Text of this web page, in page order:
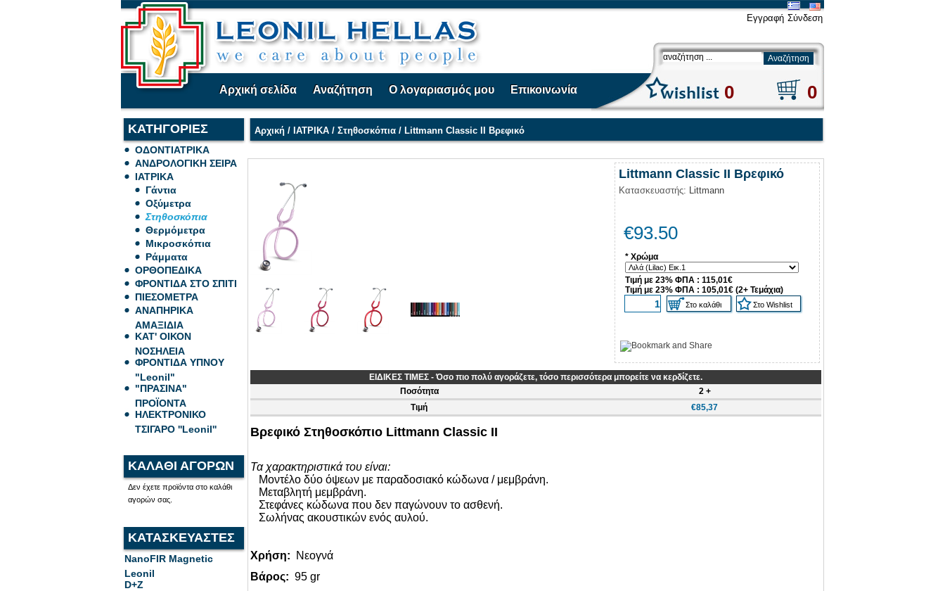
Εγγραφή Σύνδεση
Αρχική σελίδα Αναζήτηση Ο λογαριασμός μου Επικοινωνία 0 0
ΚΑΤΗΓΟΡΙΕΣ
ΟΔΟΝΤΙΑΤΡΙΚΑ
ΑΝΔΡΟΛΟΓΙΚΗ ΣΕΙΡΑ
ΙΑΤΡΙΚΑ
Γάντια
Οξύμετρα
Στηθοσκόπια
Θερμόμετρα
Μικροσκόπια
Ράμματα
ΟΡΘΟΠΕΔΙΚΑ
ΦΡΟΝΤΙΔΑ ΣΤΟ ΣΠΙΤΙ
ΠΙΕΣΟΜΕΤΡΑ
ΑΝΑΠΗΡΙΚΑ
ΑΜΑΞΙΔΙΑ
ΚΑΤ' ΟΙΚΟΝ
ΝΟΣΗΛΕΙΑ
ΦΡΟΝΤΙΔΑ ΥΠΝΟΥ
"Leonil"
"ΠΡΑΣΙΝΑ"
ΠΡΟΪΟΝΤΑ
ΗΛΕΚΤΡΟΝΙΚΟ
ΤΣΙΓΑΡΟ ''Leonil''
ΚΑΛΑΘΙ ΑΓΟΡΩΝ
Δεν έχετε προϊόντα στο καλάθι
αγορών σας.
ΚΑΤΑΣΚΕΥΑΣΤΕΣ
NanoFIR Magnetic
Leonil
D+Z
Αρχική / ΙΑΤΡΙΚΑ / Στηθοσκόπια / Littmann Classic II Βρεφικό
Littmann Classic II Βρεφικό
Κατασκευαστής: Littmann
€93.50
* Χρώμα
Τιμή με 23% ΦΠΑ : 115,01€
Τιμή με 23% ΦΠΑ : 105,01€ (2+ Τεμάχια)
ΕΙΔΙΚΕΣ ΤΙΜΕΣ - Όσο πιο πολύ αγοράζετε, τόσο περισσότερα μπορείτε να κερδίζετε.
Ποσότητα
Τιμή
2 +
€85,37
Βρεφικό Στηθοσκόπιο Littmann Classic II
Τα χαρακτηριστικά του είναι:
Μοντέλο δύο όψεων με παραδοσιακό κώδωνα / μεμβράνη.
Μεταβλητή μεμβράνη.
Στεφάνες κώδωνα που δεν παγώνουν το ασθενή.
Σωλήνας ακουστικών ενός αυλού.
Χρήση:
Νεογνά
Βάρος: 95 gr